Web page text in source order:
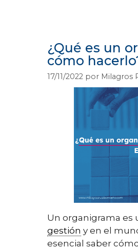
¿Qué es un
cómo
17/11/2022 por Milagros
Un organigrama es
gestión y en el
esencial saber